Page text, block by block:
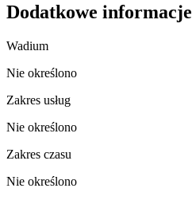
Dodatkowe informacje
Wadium
Nie określono
Zakres usług
Nie określono
Zakres czasu
Nie określono